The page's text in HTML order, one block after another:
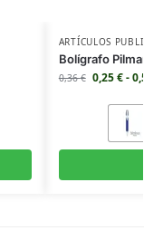
ARTÍCULOS
Bolígrafo
0,36€ 0,25€-